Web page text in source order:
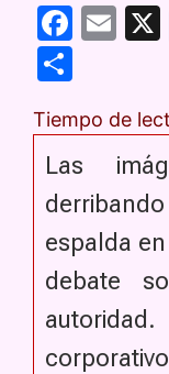
F
e
b
o
o
k
E
l
m
p
ar
tir
Tiempo de
Las
espalda
debate